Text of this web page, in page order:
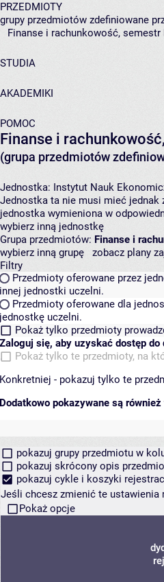
PRZEDMIOTY
grupy przedmiotów zdefiniowane
Finanse i rachunkowość,
STUDIA
AKADEMIKI
POMOC
Finanse i
(grupa przedmiotów
Jednostka: Instytut Nauk
Jednostka ta nie musi mieć jednak
jednostka wymieniona w
wybierz inną jednostkę
Grupa przedmiotów: Finanse i
wybierz inną grupę
zobacz plany
Filtry
Przedmioty oferowane przez
innej jednostki uczelni.
Przedmioty oferowane dla
jednostkę uczelni.
Pokaż tylko przedmioty
Zaloguj się, aby uzyskać dostęp do
Pokaż tylko te przedmioty, na
Konkretniej - pokazuj tylko te
Dodatkowo pokazywane są
pokazuj grupy przedmiotu w
pokazuj skrócony opis
pokazuj cykle i koszyki
Jeśli chcesz zmienić te ustawienia
Pokaż opcje